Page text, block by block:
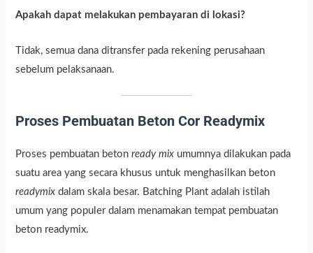
Apakah dapat melakukan pembayaran di lokasi?
Tidak, semua dana ditransfer pada rekening perusahaan
sebelum pelaksanaan.
Proses Pembuatan Beton Cor Readymix
Proses pembuatan betonready mix umumnya dilakukan pada
suatu area yang secara khusus untuk menghasilkan beton
readymixdalam skala besar. Batching Plant adalah istilah
umum yang populer dalam menamakan tempat pembuatan
beton readymix.